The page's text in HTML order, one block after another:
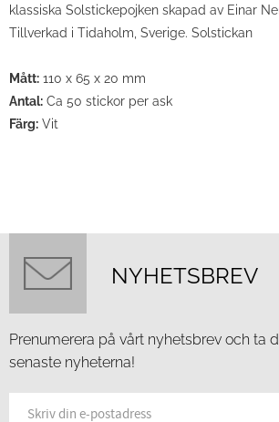
klassiska Solstickepojken skapad av Einar
Tillverkad i Tidaholm, Sverige. Solstickan
Mått: 110 x 65 x 20 mm
Antal: Ca 50 stickor per ask
Färg: Vit
NYHETSBREV
Prenumerera på vårt nyhetsbrev och ta
senaste nyheterna!